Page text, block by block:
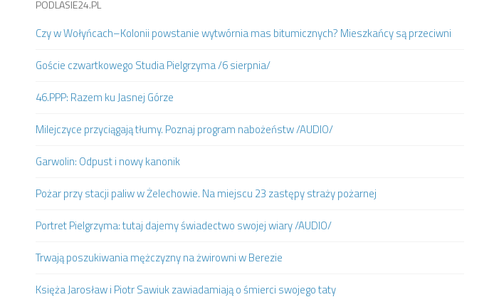
PODLASIE24.PL
Czy w Wołyńcach–Kolonii powstanie wytwórnia mas bitumicznych? Mieszkańcy są przeciwni
Goście czwartkowego Studia Pielgrzyma /6 sierpnia/
46.PPP: Razem ku Jasnej Górze
Milejczyce przyciągają tłumy. Poznaj program nabożeństw /AUDIO/
Garwolin: Odpust i nowy kanonik
Pożar przy stacji paliw w Żelechowie. Na miejscu 23 zastępy straży pożarnej
Portret Pielgrzyma: tutaj dajemy świadectwo swojej wiary /AUDIO/
Trwają poszukiwania mężczyzny na żwirowni w Berezie
Księża Jarosław i Piotr Sawiuk zawiadamiają o śmierci swojego taty